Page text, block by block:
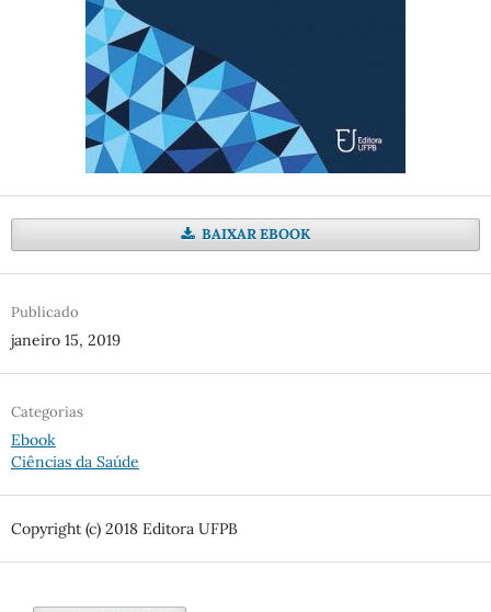
BAIXAR EBOOK
Publicado
janeiro 15, 2019
Categorias
Ebook
Ciências da Saúde
Copyright (c) 2018 Editora UFPB